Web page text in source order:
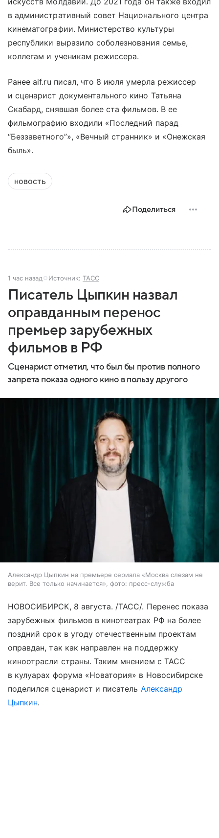
в административный совет Национального центра
кинематографии. Министерство культуры
республики выразило соболезнования семье,
коллегам и ученикам режиссера.
Ранее aif.ru писал, что 8 июля умерла режиссер
и сценарист документального кино Татьяна
Скабард, снявшая более ста фильмов. В ее
фильмографию входили «Последний парад
“Беззаветного”», «Вечный странник» и «Онежская
быль».
новость
Поделиться
1 час назад Источник: ТАСС
Писатель Цыпкин назвал
оправданным перенос
премьер зарубежных
фильмов в РФ
Сценарист отметил, что был бы против полного
запрета показа одного кино в пользу другого
Александр Цыпкин на премьере сериала «Москва слезам не
верит. Все только начинается», фото: пресс-служба
НОВОСИБИРСК, 8 августа. /ТАСС/. Перенес показа
зарубежных фильмов в кинотеатрах РФ на более
поздний срок в угоду отечественным проектам
оправдан, так как направлен на поддержку
киноотрасли страны. Таким мнением с ТАСС
в кулуарах форума «Новатория» в Новосибирске
поделился сценарист и писатель Александр
Цыпкин.